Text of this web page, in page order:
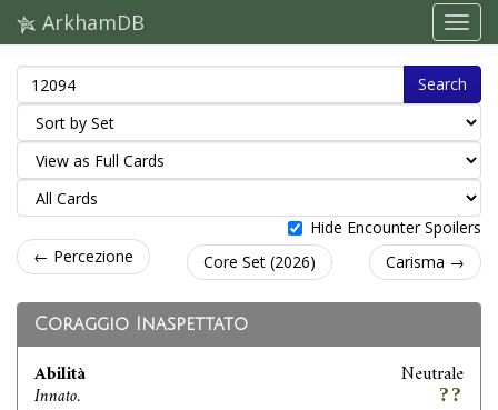
ArkhamDB
Search
Hide Encounter Spoilers
← Percezione
Core Set (2026) Carisma →
Coraggio Inaspettato
Abilità
Innato.
Neutrale